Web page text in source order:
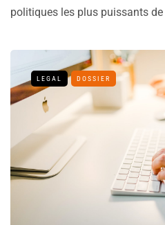
politiques les plus puissants
LEGAL DOSSIER